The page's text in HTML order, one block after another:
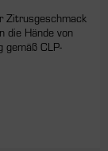
Zitrusgeschmack
die Hände von
gemäß CLP-